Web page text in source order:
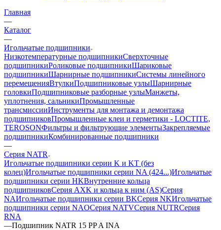
Главная
—
Каталог
—
Игольчатые подшипники
Низкотемпературные подшипникиСверхточные
подшипникиРоликовые подшипникиШариковые
подшипникиШарнирные подшипникиСистемы линейного
перемещенияВтулкиПодшипниковые узлыШарнирные
головкиПодшипниковые разборные узлыМанжеты,
уплотнения, сальникиПромышленные
трансмиссииИнструменты для монтажа и демонтажа
подшипниковПромышленные клеи и герметики - LOCTITE,
TEROSONФильтры и фильтрующие элементыЗакрепляемые
подшипникиКомбинированные подшипники
—
Серия NATR
Игольчатые подшипники серии K и KT (без
колец)Игольчатые подшипники серии NA (424...)Игольчатые
подшипники серии HKВнутренние кольца
подшипниковСерия AXK и кольца к ним (AS)Серия
NAИгольчатые подшипники серии BKСерия NKИгольчатые
подшипники серии NAOСерия NATVСерия NUTRСерия
RNA
—Подшипник NATR 15 PP A INA